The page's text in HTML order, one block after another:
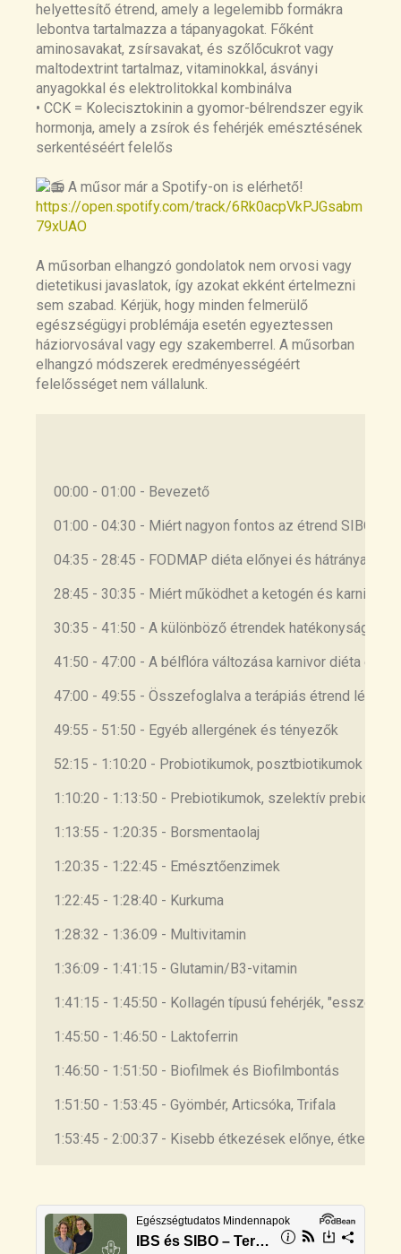
1345/
7. A very low-carbohydrate diet improves
symptoms and quality of life in diarrhea-
predominant irritable bowel
syndromehttps://pubmed.ncbi.nlm.nih.gov
/19281859/
can Normalize Hydrogen Positive Small
Intestinal Bacterial Overgrowth Lactulose
Breath Tests: A Case Report
9.https://www.researchgate.net/publicatio
n/348629591_A_Zero_Carbohydrate_Carn
ivore_Diet_can_Normalize_Hydrogen_Po
sitive_Small_Intestinal_Bacterial_Overgro
wth_Lactulose_Breath_Tests_A_Case_Re
port
10. Fructan, Rather Than Gluten, Induces
Small Intestinal Bacterial Overgrowth: A
Meta-Analysis and Systematic Review of
Current
Evidence https://pubmed.ncbi.nlm.nih.gov/
CNCM I-745 on Bacterial Overgrowth and
Composition of Intestinal Microbiota in
Diarrhea-Predominant Irritable Bowel
Syndrome Patients: Results of a
Studyhttps://pubmed.ncbi.nlm.nih.gov/366
gut microbiota, may predict response to
low FODMAP diet in irritable bowel
/37313992/
14. Effect of a prebiotic
galactooligosaccharide mixture (B-GOS®)
on gastrointestinal symptoms in adults
selected from a general population who
flatulencehttps://pubmed.ncbi.nlm.nih.gov
15. Peppermint oil for the treatment of
irritable bowel syndrome: a systematic
review and meta-analysis. J Clin
/24100754/
helyettesítő étrend, amely a legelemibb formákra
lebontva tartalmazza a tápanyagokat. Főként
aminosavakat, zsírsavakat, és szőlőcukrot vagy
maltodextrint tartalmaz, vitaminokkal, ásványi
anyagokkal és elektrolitokkal kombinálva
• CCK = Kolecisztokinin a gyomor-bélrendszer egyik
hormonja, amely a zsírok és fehérjék emésztésének
serkentéséért felelős
A műsor már a Spotify-on is elérhető!
https://open.spotify.com/track/6Rk0acpVkPJGsabm
79xUAO
A műsorban elhangzó gondolatok nem orvosi vagy
dietetikusi javaslatok, így azokat ekként értelmezni
sem szabad. Kérjük, hogy minden felmerülő
egészségügyi problémája esetén egyeztessen
háziorvosával vagy egy szakemberrel. A műsorban
elhangzó módszerek eredményességéért
felelősséget nem vállalunk.
00:00 - 01:00 - Bevezető
01:00 - 04:30 - Miért nagyon fontos az étrend SIBO
04:35 - 28:45 - FODMAP diéta előnyei és hátránya
28:45 - 30:35 - Miért működhet a ketogén és karnivor
30:35 - 41:50 - A különböző étrendek hatékonysága a
41:50 - 47:00 - A bélflóra változása karnivor diéta
47:00 - 49:55 - Összefoglalva a terápiás étrend
49:55 - 51:50 - Egyéb allergének és tényezők
52:15 - 1:10:20 - Probiotikumok, posztbiotikumok
1:10:20 - 1:13:50 - Prebiotikumok, szelektív
1:13:55 - 1:20:35 - Borsmentaolaj
1:20:35 - 1:22:45 - Emésztőenzimek
1:22:45 - 1:28:40 - Kurkuma
1:28:32 - 1:36:09 - Multivitamin
1:36:09 - 1:41:15 - Glutamin/B3-vitamin
1:41:15 - 1:45:50 - Kollagén típusú fehérjék,
1:45:50 - 1:46:50 - Laktoferrin
1:46:50 - 1:51:50 - Biofilmek és Biofilmbontás
1:51:50 - 1:53:45 - Gyömbér, Articsóka, Trifala
1:53:45 - 2:00:37 - Kisebb étkezések előnye, étkezési